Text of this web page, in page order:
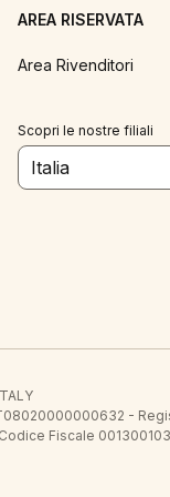
AREA RISERVATA
Area Rivenditori
Scopri le nostre filiali
Italia
-
Fiscale